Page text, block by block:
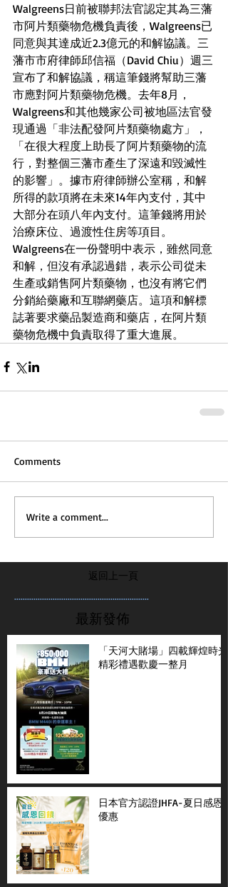
Walgreens日前被聯邦法官認定其為三藩
市阿片類藥物危機負責後，Walgreens已
同意與其達成近2.3億元的和解協議。三
藩市市府律師邱信福（David Chiu）週三
宣布了和解協議，稱這筆錢將幫助三藩
市應對阿片類藥物危機。去年8月，
Walgreens和其他幾家公司被地區法官發
現通過「非法配發阿片類藥物處方」，
「在很大程度上助長了阿片類藥物的流
行，對整個三藩市產生了深遠和毀滅性
的影響」。據市府律師辦公室稱，和解
所得的款項將在未來14年內支付，其中
大部分在頭八年內支付。這筆錢將用於
治療床位、過渡性住房等項目。
Walgreens在一份聲明中表示，雖然同意
和解，但沒有承認過錯，表示公司從未
生產或銷售阿片類藥物，也沒有將它們
分銷給藥廠和互聯網藥店。這項和解標
誌著要求藥品製造商和藥店，在阿片類
藥物危機中負責取得了重大進展。
Comments
Write a comment...
返回上一頁
...............................................................
最新發佈
「天河大賭場」四載輝煌時光
精彩禮遇歡慶一整月
日本官方認證JHFA-夏日感恩
優惠